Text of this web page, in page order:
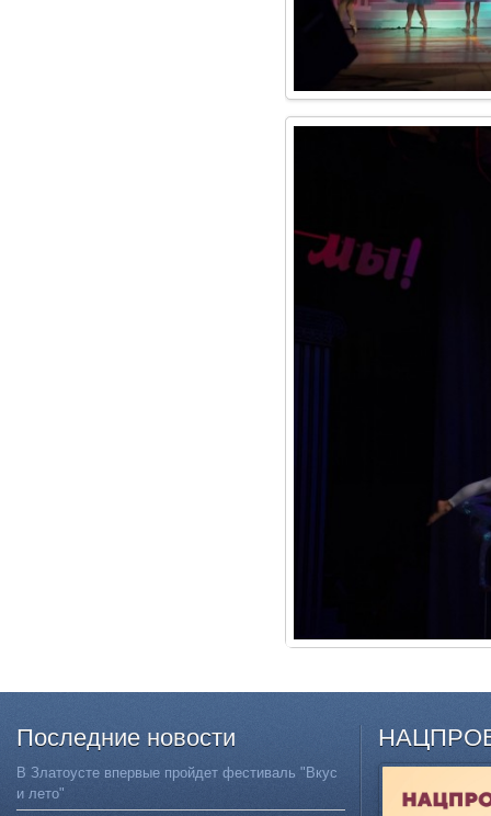
Последние новости
В Златоусте впервые пройдет фестиваль "Вкус
и лето"